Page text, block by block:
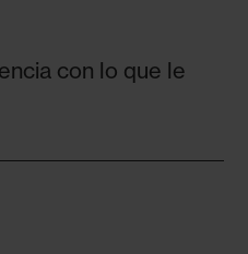
con lo que le